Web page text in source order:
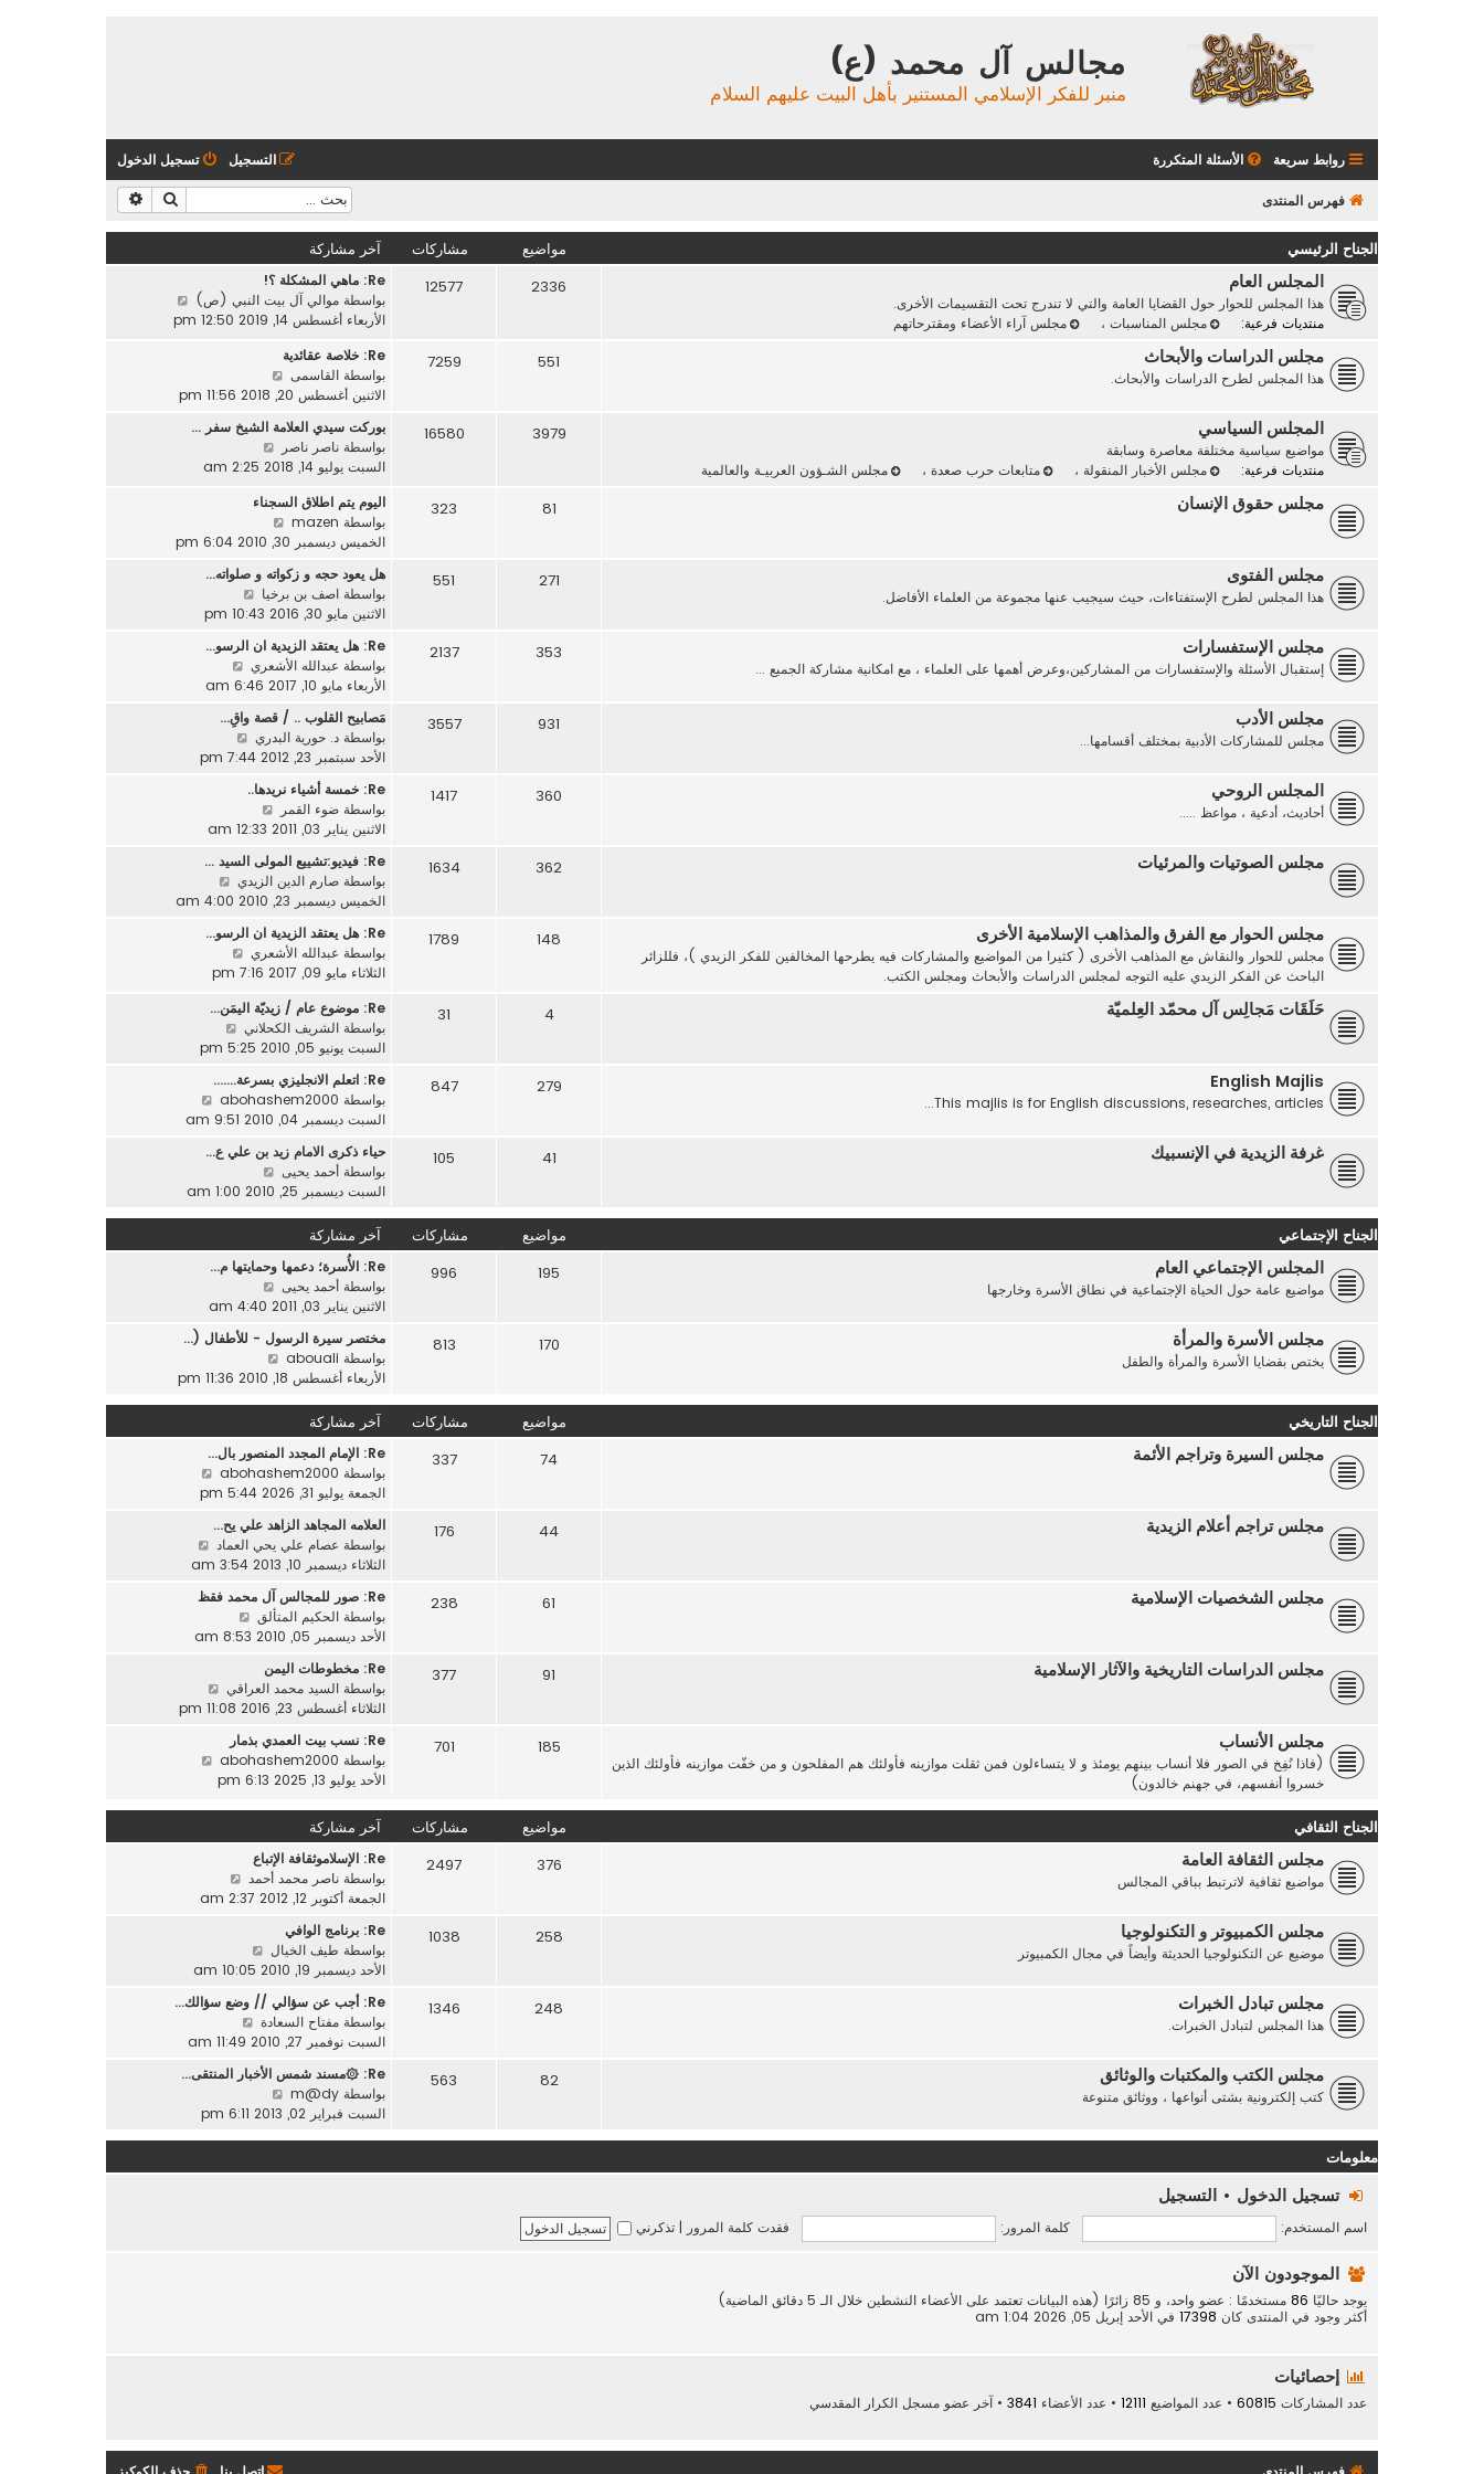
مجالس آل محمد (ع)
منبر للفكر الإسلامي المستنير بأهل البيت عليهم السلام
روابط سريعة الأسئلة المتكررة تسجيل الدخول التسجيل
فهرس المنتدى بحث
الجناح الرئيسي مواضيع مشاركات آخر مشاركة
المجلس العام
هذا المجلس للحوار حول القضايا العامة والتي لا تندرج تحت التقسيمات الأخرى.
منتديات فرعية:
مجلس المناسبات ، مجلس آراء الأعضاء ومقترحاتهم
2336
12577
Re: ماهي المشكلة ؟!
بواسطة موالي آل بيت النبي (ص)
ا
ة
الأربعاء أغسطس 14, 2019 12:50 pm
مجلس الدراسات والأبحاث
هذا المجلس لطرح الدراسات والأبحاث.
551
7259
Re: خلاصة عقائدية
بواسطة القاسمى
ا
د
آ
خ
م
ش
ر
ك
ة
الاثنين أغسطس 20, 2018 11:56 pm
المجلس السياسي
مواضيع سياسية مختلفة معاصرة وسابقة
منتديات فرعية:
مجلس الأخبار المنقولة ، متابعات حرب صعدة ، مجلس الشـؤون العربيـة والعالمية
3979
16580
بوركت سيدي العلامة الشيخ سفر …
بواسطة ناصر ناصر
ا
د
خ
م
ش
ا
ر
ك
ة
السبت يوليو 14, 2018 2:25 am
مجلس حقوق الإنسان 81
323
اليوم يتم اطلاق السجناء
بواسطة mazen
د
آ
خ
ر
ش
ر
ك
ة
الخميس ديسمبر 30, 2010 6:04 pm
مجلس الفتوى
هذا المجلس لطرح الإستفتاءات، حيث سيجيب عنها مجموعة من العلماء الأفاضل.
271
551
هل يعود حجه و زكواته و صلواته…
بواسطة اصف بن برخيا
ا
د
آ
خ
ر
م
ش
ة
الاثنين مايو 30, 2016 10:43 pm
مجلس الإستفسارات
إستقبال الأسئلة والإستفسارات من المشاركين،وعرض أهمها على العلماء ، مع امكانية مشاركة الجميع ...
353
2137
Re: هل يعتقد الزيدية ان الرسو…
بواسطة عبدالله الأشعري
ا
د
خ
ش
ر
ك
ة
الأربعاء مايو 10, 2017 6:46 am
مجلس الأدب
مجلس للمشاركات الأدبية بمختلف أقسامها...
931
3557
مَصابيح القلوب .. / قصة واقِ…
بواسطة د. حورية البدري
ا
خ
م
ش
ر
ك
ة
الأحد سبتمبر 23, 2012 7:44 pm
المجلس الروحي
أحاديث، أدعية ، مواعظ .....
360
1417
Re: خمسة أشياء نريدها..
بواسطة ضوء القمر
ا
د
آ
خ
ر
ش
ر
ك
ة
الاثنين يناير 03, 2011 12:33 am
مجلس الصوتيات والمرئيات 362
1634
Re: فيديو:تشييع المولى السيد …
بواسطة صارم الدين الزيدي
ا
د
خ
م
ا
ر
ك
ة
الخميس ديسمبر 23, 2010 4:00 am
مجلس الحوار مع الفرق والمذاهب الإسلامية الأخرى
مجلس للحوار والنقاش مع المذاهب الأخرى ( كثيرا من المواضيع والمشاركات فيه يطرحها المخالفين للفكر الزيدي )، فللزائر
الباحث عن الفكر الزيدي عليه التوجه لمجلس الدراسات والأبحاث ومجلس الكتب.
148
1789
Re: هل يعتقد الزيدية ان الرسو…
بواسطة عبدالله الأشعري
ا
د
آ
خ
م
ش
ا
ر
ة
الثلاثاء مايو 09, 2017 7:16 pm
حَلَقَات مَجالِس آل محمّد العِلميّة 4
31
Re: موضوع عام / زيديّة اليمَن…
بواسطة الشريف الكحلاني
ا
د
آ
خ
ر
م
ش
ة
السبت يونيو 05, 2010 5:25 pm
English Majlis
This majlis is for English discussions, researches, articles...
279
847
Re: اتعلم الانجليزي بسرعة....…
بواسطة abohashem2000
ا
خ
ر
ة
السبت ديسمبر 04, 2010 9:51 am
غرفة الزيدية في الإنسبيك 41
105
حياء ذكرى الامام زيد بن علي ع…
بواسطة أحمد يحيى
ا
آ
خ
م
ر
ك
ة
السبت ديسمبر 25, 2010 1:00 am
الجناح الإجتماعي مواضيع مشاركات آخر مشاركة
المجلس الإجتماعي العام
مواضيع عامة حول الحياة الإجتماعية في نطاق الأسرة وخارجها
195
996
Re: الأُسرة؛ دعمها وحمايتها م…
بواسطة أحمد يحيى
ا
د
خ
ر
ا
ر
ك
ة
الاثنين يناير 03, 2011 4:40 am
مجلس الأسرة والمرأة
يختص بقضايا الأسرة والمرأة والطفل
170
813
مختصر سيرة الرسول - للأطفال (…
بواسطة abouali
ا
آ
خ
ر
م
ش
ر
ك
ة
الأربعاء أغسطس 18, 2010 11:36 pm
الجناح التاريخي مواضيع مشاركات آخر مشاركة
مجلس السيرة وتراجم الأئمة 74
337
Re: الإمام المجدد المنصور بال…
بواسطة abohashem2000
ا
آ
خ
ش
ة
الجمعة يوليو 31, 2026 5:44 pm
مجلس تراجم أعلام الزيدية 44
176
العلامه المجاهد الزاهد علي يح…
بواسطة عصام علي يحي العماد
ا
خ
ش
الثلاثاء ديسمبر 10, 2013 3:54 am
مجلس الشخصيات الإسلامية 61
238
Re: صور للمجالس آل محمد فقظ
بواسطة الحكيم المتألق
ا
آ
خ
ر
م
ش
ر
الأحد ديسمبر 05, 2010 8:53 am
مجلس الدراسات التاريخية والآثار الإسلامية 91
377
Re: مخطوطات اليمن
بواسطة السيد محمد العراقي
ا
آ
ر
ش
ك
الثلاثاء أغسطس 23, 2016 11:08 pm
مجلس الأنساب
(فاذا نُفِخ في الصور فلا أنساب بينهم يومئذ و لا يتساءلون فمن ثقلت موازينه فأولئك هم المفلحون و من خفّت موازينه فأولئك الذين
خسروا أنفسهم، في جهنم خالدون)
185
701
Re: نسب بيت العمدي بذمار
بواسطة abohashem2000
آ
م
ك
ة
الأحد يوليو 13, 2025 6:13 pm
الجناح الثقافي مواضيع مشاركات آخر مشاركة
مجلس الثقافة العامة
مواضيع ثقافية لاترتبط بباقي المجالس
376
2497
Re: الإسلاموثقافة الإتباع
بواسطة ناصر محمد أحمد
خ
م
ش
ر
ة
الجمعة أكتوبر 12, 2012 2:37 am
مجلس الكمبيوتر و التكنولوجيا
موضيع عن التكنولوجيا الحديثة وأيضاً في مجال الكمبيوتر
258
1038
Re: برنامج الوافي
بواسطة طيف الخيال
ا
د
آ
خ
ر
ش
الأحد ديسمبر 19, 2010 10:05 am
مجلس تبادل الخبرات
هذا المجلس لتبادل الخبرات.
248
1346
Re: أجب عن سؤالي // وضع سؤالك…
بواسطة مفتاح السعادة
ا
د
خ
ر
السبت نوفمبر 27, 2010 11:49 am
مجلس الكتب والمكتبات والوثائق
كتب إلكترونية بشتى أنواعها ، ووثائق متنوعة
82
563
Re: ۞مسند شمس الأخبار المنتقى…
بواسطة m@dy
ا
آ
السبت فبراير 02, 2013 6:11 pm
معلومات
تسجيل الدخول • التسجيل
اسم المستخدم: كلمة المرور: فقدت كلمة المرور | تذكرني
الموجودون الآن
يوجد حاليًا 86 مستخدمًا : عضو واحد، و 85 زائرًا (هذه البيانات تعتمد على الأعضاء النشطين خلال الـ 5 دقائق الماضية)
أكثر وجود في المنتدى كان 17398 في الأحد إبريل 05, 2026 1:04 am
إحصائيات
عدد المشاركات 60815 • عدد المواضيع 12111 • عدد الأعضاء 3841 • آخر عضو مسجل الكرار المقدسي